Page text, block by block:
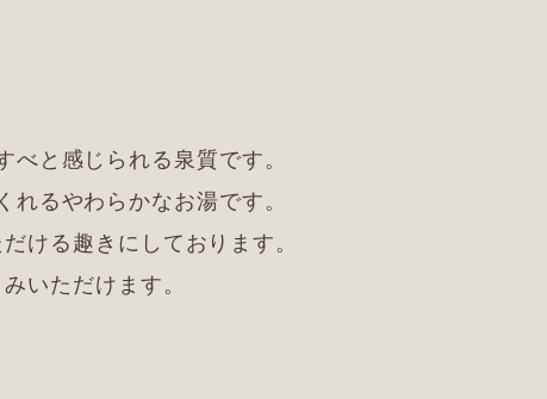
と感じられる泉質です。
るやわらかなお湯です。
ける趣きにしております。
いただけます。